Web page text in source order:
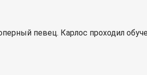
певец. Карлос проходил